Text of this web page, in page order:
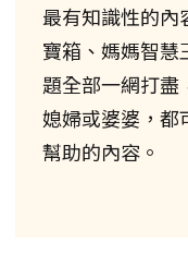
最有知識性的內
寶箱、媽媽智慧
題全部一網打盡
媳婦或婆婆，都
幫助的內容。